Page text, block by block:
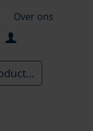
Over ons